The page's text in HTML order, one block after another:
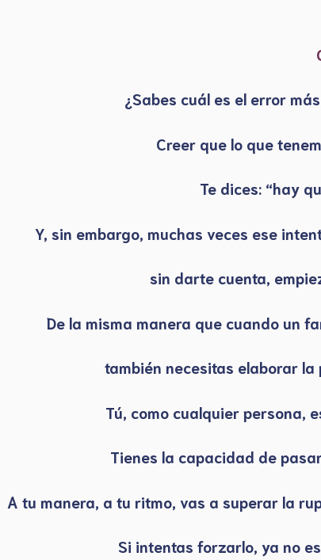
¿Sabes cuál es el error
Creer que lo que
Te dices: “hay
Y, sin embargo, muchas veces ese
sin darte cuenta,
De la misma manera que cuando un
también necesitas elaborar
Tú, como cualquier persona,
Tienes la capacidad de
A tu manera, a tu ritmo, vas a superar la
Si intentas forzarlo, ya no